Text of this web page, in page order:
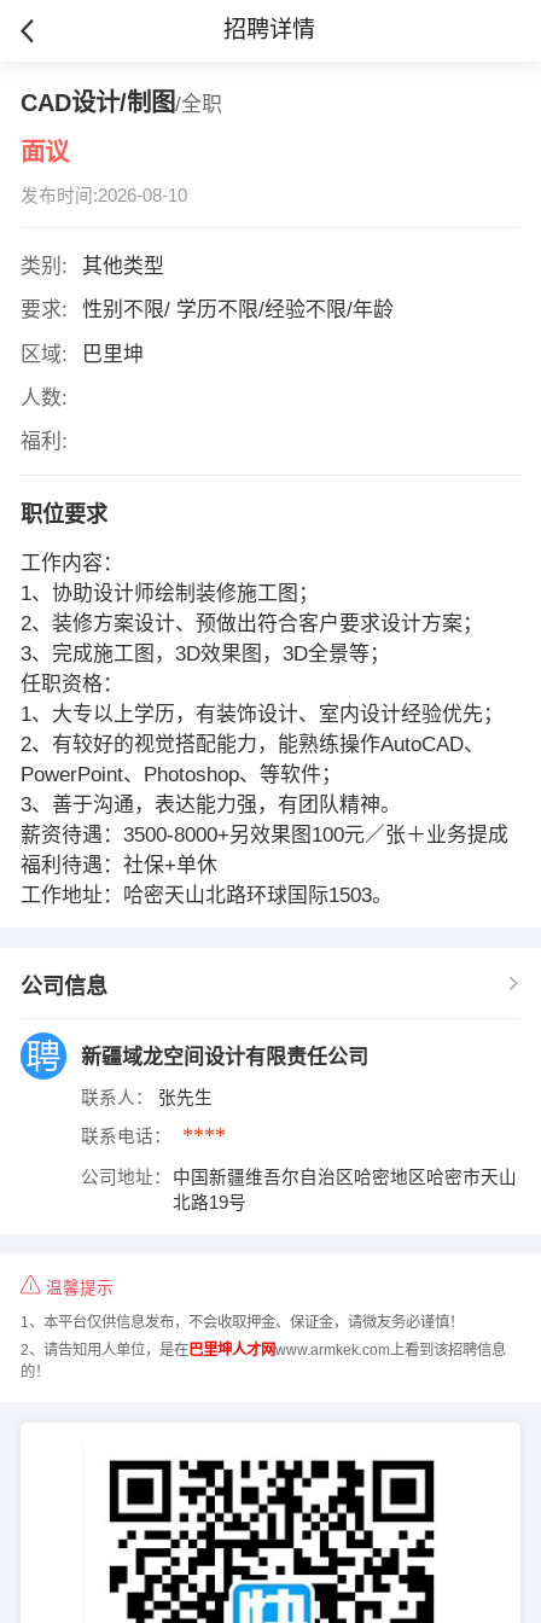
招聘详情
CAD设计/制图/全职
面议
发布时间:2026-08-10
类别:
其他类型
要求:
性别不限/ 学历不限/经验不限/年龄
区域:
巴里坤
人数:
福利:
职位要求
工作内容：
1、协助设计师绘制装修施工图；
2、装修方案设计、预做出符合客户要求设计方案；
3、完成施工图，3D效果图，3D全景等；
任职资格：
1、大专以上学历，有装饰设计、室内设计经验优先；
2、有较好的视觉搭配能力，能熟练操作AutoCAD、
PowerPoint、Photoshop、等软件；
3、善于沟通，表达能力强，有团队精神。
薪资待遇：3500-8000+另效果图100元／张＋业务提成
福利待遇：社保+单休
工作地址：哈密天山北路环球国际1503。
公司信息
新疆域龙空间设计有限责任公司
联系人： 张先生
联系电话： ****
公司地址：
中国新疆维吾尔自治区哈密地区哈密市天山
北路19号
温馨提示
1、本平台仅供信息发布，不会收取押金、保证金，请微友务必谨慎！
2、请告知用人单位，是在巴里坤人才网www.armkek.com上看到该招聘信息
的！